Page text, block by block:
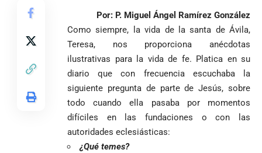
Por: P. Miguel Ángel Ramírez González
Como siempre, la vida de la santa de Ávila,
Teresa, nos proporciona anécdotas
ilustrativas para la vida de fe. Platica en su
diario que con frecuencia escuchaba la
siguiente pregunta de parte de Jesús, sobre
todo cuando ella pasaba por momentos
difíciles en las fundaciones o con las
autoridades eclesiásticas:
¿Qué temes?